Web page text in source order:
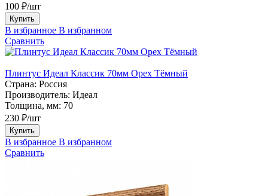
100 ₽/шт
Купить
В избранное В избранном
Сравнить
Плинтус Идеал Классик 70мм Орех Тёмный
Страна: Россия
Производитель: Идеал
Толщина, мм: 70
230 ₽/шт
Купить
В избранное В избранном
Сравнить